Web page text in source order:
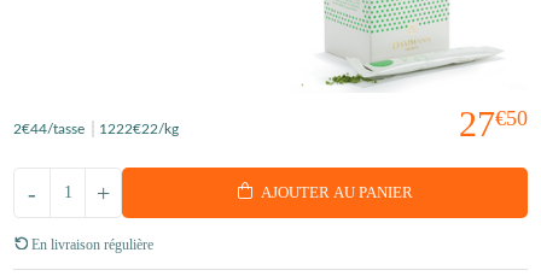
27€50
2€44/tasse 1222€22/kg
+
- AJOUTER AU PANIER
En livraison régulière